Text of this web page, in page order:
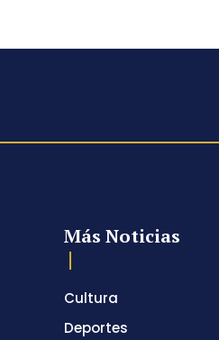
Más Noticias
Cultura
Deportes